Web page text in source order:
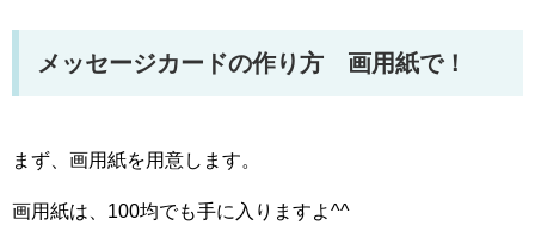
メッセージカードの作り方 画用紙で！
まず、画用紙を用意します。
画用紙は、100均でも手に入りますよ^^